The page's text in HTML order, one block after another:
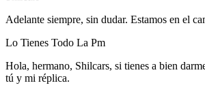
Adelante siempre, sin dudar. Estamos en el
Lo Tienes Todo La Pm
Hola, hermano, Shilcars, si tienes a bien
tú y mi réplica.